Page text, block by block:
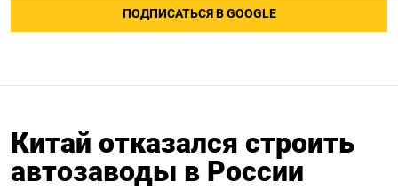
ПОДПИСАТЬСЯ В GOOGLE
Китай отказался строить
автозаводы в России